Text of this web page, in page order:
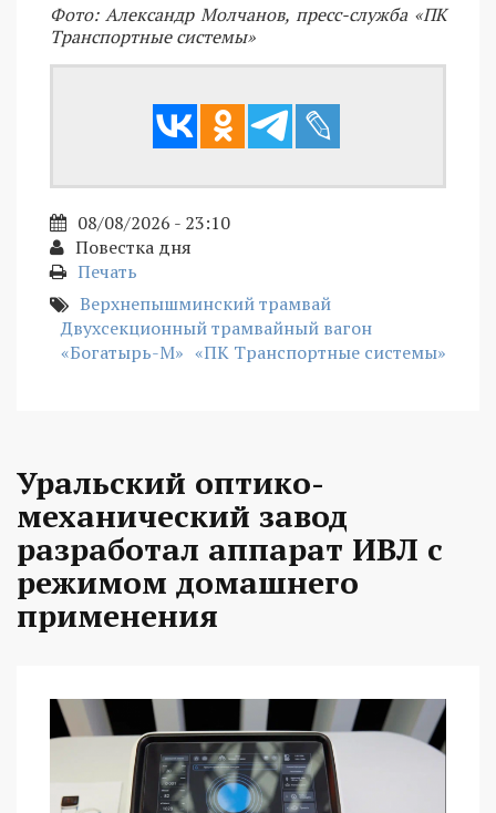
Фото: Александр Молчанов, пресс-служба «ПК
Транспортные системы»
08/08/2026 - 23:10
Повестка дня
Печать
Верхнепышминский трамвай
Двухсекционный трамвайный вагон
«Богатырь-М» «ПК Транспортные системы»
Уральский оптико-
механический завод
разработал аппарат ИВЛ с
режимом домашнего
применения